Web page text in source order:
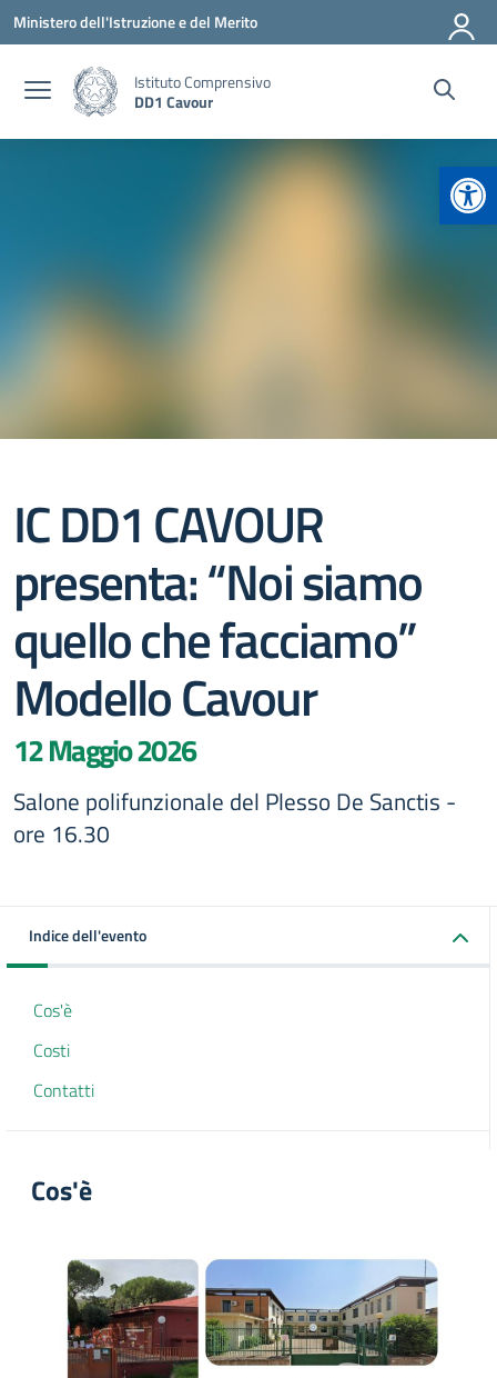
Vai ai contenuti
Vai al menu di navigazione
Vai al footer
Ministero dell'Istruzione e del Merito
Istituto Comprensivo
DD1 Cavour
IC DD1 CAVOUR
presenta: “Noi siamo
quello che facciamo”
Modello Cavour
12 Maggio 2026
Salone polifunzionale del Plesso De Sanctis -
ore 16.30
Indice dell'evento
Cos'è
Costi
Contatti
Cos'è